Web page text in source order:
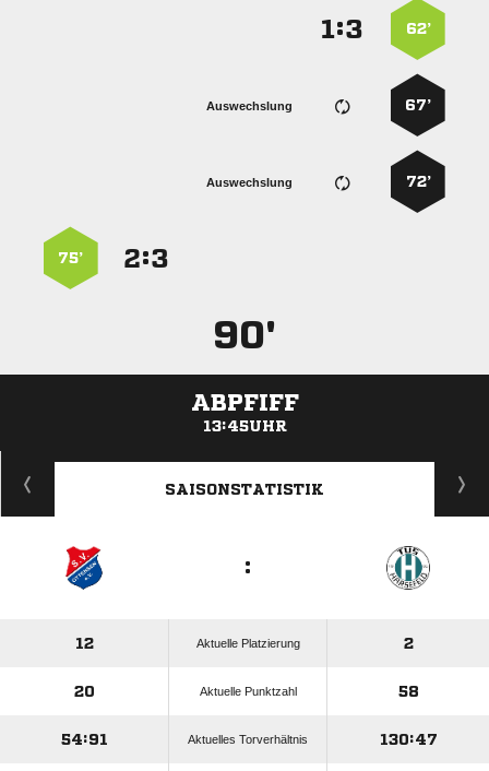
62’
:
67’
Auswechslung
72’
Auswechslung
:
75’
90'
ABPFIFF
13:45UHR
ANZEIGE
SAISONSTATISTIK
:
12 Aktuelle Platzierung 2
20 Aktuelle Punktzahl 58
54:91 Aktuelles Torverhältnis 130:47